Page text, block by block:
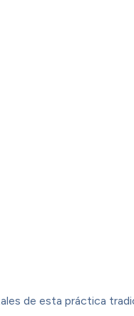
de esta práctica